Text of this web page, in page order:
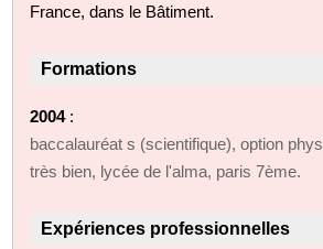
France, dans le Bâtiment.
Formations
2004:
baccalauréat s (scientifique), option
très bien, lycée de l'alma, paris 7ème.
Expériences professionnelles